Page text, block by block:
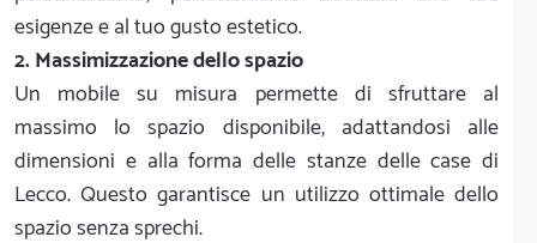
esigenze e al tuo gusto estetico.
2. Massimizzazione dello spazio
Un mobile su misura permette di sfruttare al
massimo lo spazio disponibile, adattandosi alle
dimensioni e alla forma delle stanze delle case di
Lecco. Questo garantisce un utilizzo ottimale dello
spazio senza sprechi.